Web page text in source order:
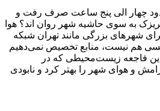
۱۵درصد از فقیرترین ساکنان منطقه شهر تهران، حدود چهار الی پنج ساعت صرف رفت و
به سوی حاشیه شهر روان اند؟ هوا
شهرهای بزرگی مانند تهران شبکه
هم نیست، منابع تخصیص نمی‌دهیم
این فاجعه زیست‌محیطی که در
و هوای شهر را بهتر کرد و نابودی